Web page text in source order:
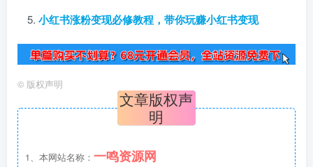
小红书涨粉变现必修教程，带你玩赚小红书变现
© 版权声明
文章版权声
明
1、本网站名称： 一鸣资源网